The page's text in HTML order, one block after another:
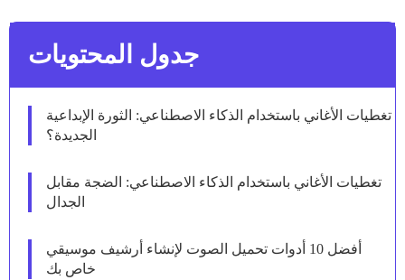
جدول المحتويات
تغطيات الأغاني باستخدام الذكاء الاصطناعي: الثورة الإبداعية
الجديدة؟
تغطيات الأغاني باستخدام الذكاء الاصطناعي: الضجة مقابل
الجدال
أفضل 10 أدوات تحميل الصوت لإنشاء أرشيف موسيقي
خاص بك